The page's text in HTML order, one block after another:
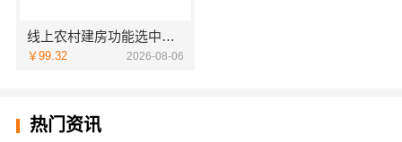
线上农村建房功能选中蓝建投北京建设有限公司四川
￥99.32 2026-08-06
热门资讯